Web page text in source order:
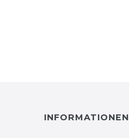
INFORMATIONEN